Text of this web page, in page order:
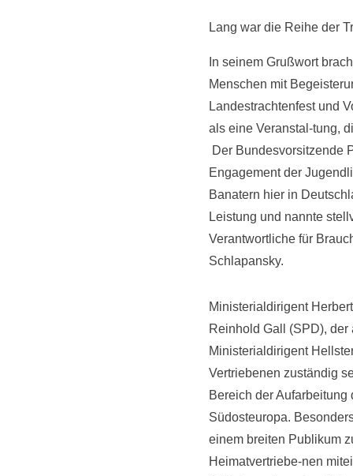
Lang war die Reihe der
In seinem Grußwort
Menschen mit
Landestrachtenfest und
als eine Veranstal-tung,
Der Bundesvorsitzende
Engagement der
Banatern hier in
Leistung und nannte
Verantwortliche für
Schlapansky.
Ministerialdirigent
Reinhold Gall (SPD),
Ministerialdirigent
Vertriebenen zuständig
Bereich der
Südosteuropa.
einem breiten Publikum
Heimatvertriebe-nen